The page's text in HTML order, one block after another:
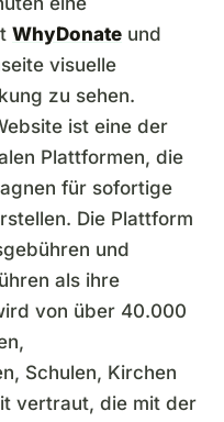
WhyDonate und
visuelle
zu sehen.
ist eine der
Plattformen, die
für sofortige
Die Plattform
und
als ihre
von über 40.000
Schulen, Kirchen
vertraut, die mit der